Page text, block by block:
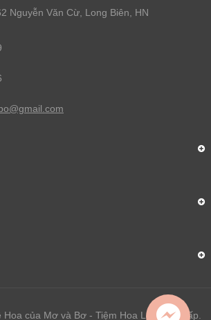
Nguyễn Văn Cừ, Long Biên, HN
của Mơ và Bơ - Tiệm Hoa Lụa Cao Cấp.